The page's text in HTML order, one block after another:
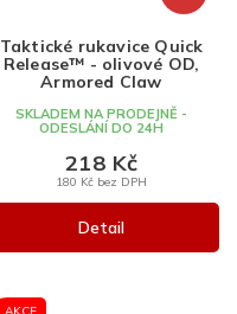
Taktické rukavice Quick
Release™ - olivové OD,
Armored Claw
SKLADEM NA PRODEJNĚ -
ODESLÁNÍ DO 24H
180 Kč bez DPH
218 Kč
Detail
AKCE